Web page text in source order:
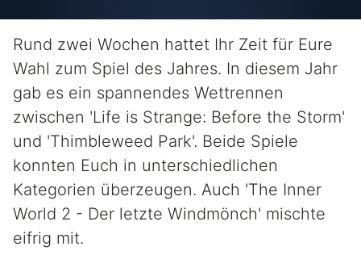
Rund zwei Wochen hattet Ihr Zeit für Eure
Wahl zum Spiel des Jahres. In diesem Jahr
gab es ein spannendes Wettrennen
zwischen 'Life is Strange: Before the Storm'
und 'Thimbleweed Park'. Beide Spiele
konnten Euch in unterschiedlichen
Kategorien überzeugen. Auch 'The Inner
World 2 - Der letzte Windmönch' mischte
eifrig mit.